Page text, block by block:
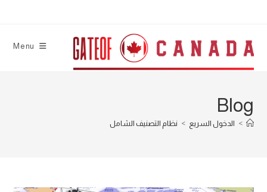
Menu
Blog
> الدخول السريع > نظام التصنيف الشامل